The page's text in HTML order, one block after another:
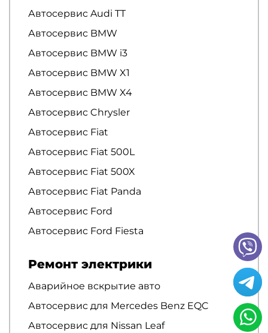
Автосервис Audi TT
Автосервис BMW
Автосервис BMW i3
Автосервис BMW X1
Автосервис BMW X4
Автосервис Chrysler
Автосервис Fiat
Автосервис Fiat 500L
Автосервис Fiat 500X
Автосервис Fiat Panda
Автосервис Ford
Автосервис Ford Fiesta
Ремонт электрики
Аварийное вскрытие авто
Автосервис для Mercedes Benz EQC
Автосервис для Nissan Leaf